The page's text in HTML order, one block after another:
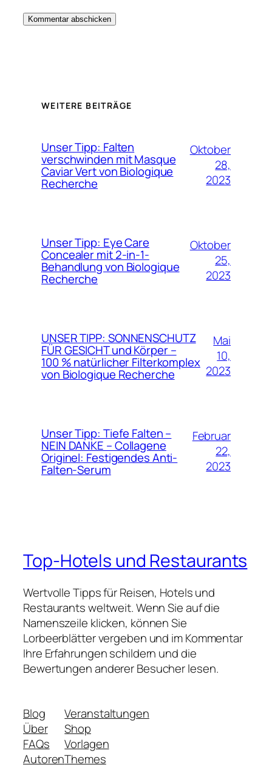
WEITERE BEITRÄGE
Unser Tipp: Falten
verschwinden mit Masque
Caviar Vert von Biologique
Recherche
Oktober
28,
2023
Unser Tipp: Eye Care
Concealer mit 2-in-1-
Behandlung von Biologique
Recherche
Oktober
25,
2023
UNSER TIPP: SONNENSCHUTZ
FÜR GESICHT und Körper –
100 % natürlicher Filterkomplex
von Biologique Recherche
Mai
10,
2023
Unser Tipp: Tiefe Falten –
NEIN DANKE – Collagene
Originel: Festigendes Anti-
Falten-Serum
Februar
22,
2023
Top-Hotels und Restaurants
Wertvolle Tipps für Reisen, Hotels und
Restaurants weltweit. Wenn Sie auf die
Namenszeile klicken, können Sie
Lorbeerblätter vergeben und im Kommentar
Ihre Erfahrungen schildern und die
Bewertungen anderer Besucher lesen.
Blog
Über
FAQs
Autoren
Veranstaltungen
Shop
Vorlagen
Themes